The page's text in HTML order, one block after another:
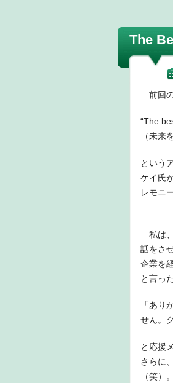
The
前回の
“The
（未来
という
ケイ氏
レモニ
私は
話をさ
企業を
と言っ
「あり
せん。
と応援
さらに
（笑）。